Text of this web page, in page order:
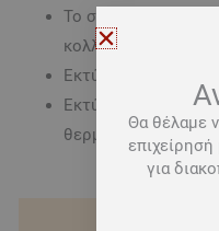
Το σώμα είναι σε
κολλημένο
Εκτύπωση σώματος
Εκτύπωση
θερμοτυπίας
Θα θέλαμε
επιχείρησή
για